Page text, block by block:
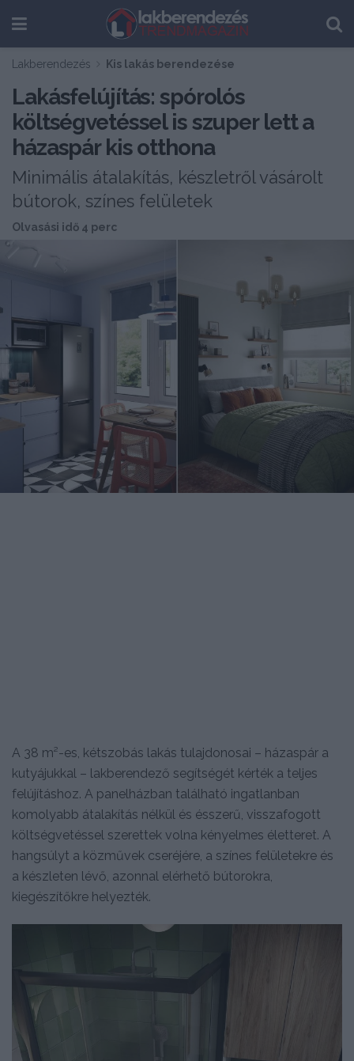
Lakberendezés Kis lakás berendezése
Lakásfelújítás: spórolós
költségvetéssel is szuper lett a
házaspár kis otthona
Minimális átalakítás, készletről vásárolt
bútorok, színes felületek
Olvasási idő 4 perc
A 38 m²-es, kétszobás lakás tulajdonosai – házaspár a
kutyájukkal – lakberendező segítségét kérték a teljes
felújításhoz. A panelházban található ingatlanban
komolyabb átalakítás nélkül és ésszerű, visszafogott
költségvetéssel szerettek volna kényelmes életteret. A
hangsúlyt a közművek cseréjére, a színes felületekre és
a készleten lévő, azonnal elérhető bútorokra,
kiegészítőkre helyezték.